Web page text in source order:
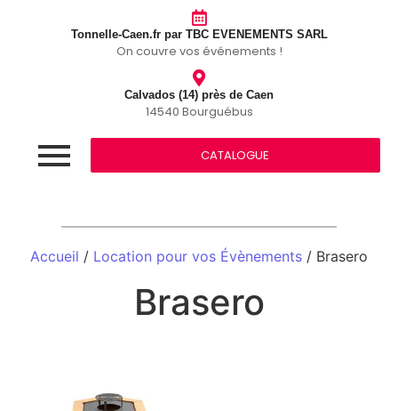
Tonnelle-Caen.fr par TBC EVENEMENTS SARL
On couvre vos événements !
Calvados (14) près de Caen
14540 Bourguébus
CATALOGUE
Accueil / Location pour vos Évènements / Brasero
Brasero